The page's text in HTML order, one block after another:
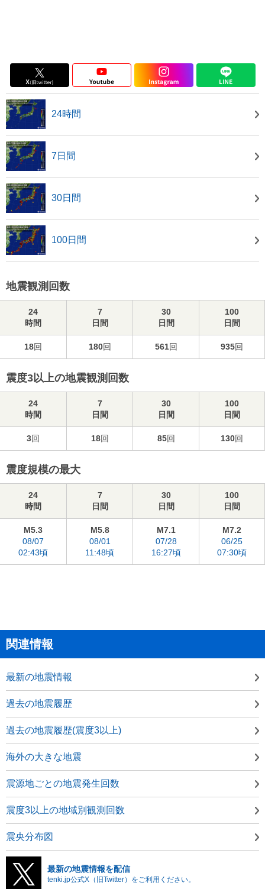
24時間
7日間
30日間
100日間
地震観測回数
24
時間
7
日間
30
日間
100
日間
18回 180回 561回 935回
震度3以上の地震観測回数
24
時間
7
日間
30
日間
100
日間
3回 18回 85回 130回
震度規模の最大
24
時間
7
日間
30
日間
100
日間
M5.3
08/07
02:43頃
M5.8
08/01
11:48頃
M7.1
07/28
16:27頃
M7.2
06/25
07:30頃
関連情報
最新の地震情報
過去の地震履歴
過去の地震履歴(震度3以上)
海外の大きな地震
震源地ごとの地震発生回数
震度3以上の地域別観測回数
震央分布図
最新の地震情報を配信
tenki.jp公式X（旧Twitter）をご利用ください。